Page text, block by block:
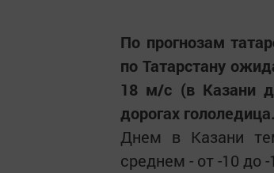
По прогнозам
по Татарстану
18 м/с (в Казани
дорогах гололедица.
Днем в Казани
среднем - от -10 до -